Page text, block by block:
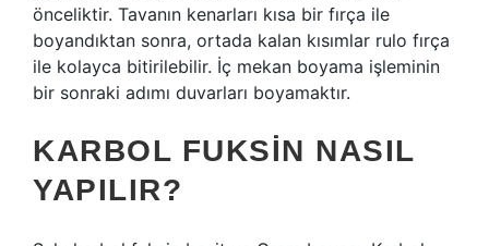
önceliktir. Tavanın kenarları kısa bir fırça ile
boyandıktan sonra, ortada kalan kısımlar rulo fırça
ile kolayca bitirilebilir. İç mekan boyama işleminin
bir sonraki adımı duvarları boyamaktır.
KARBOL FUKSIN NASIL
YAPILIR?